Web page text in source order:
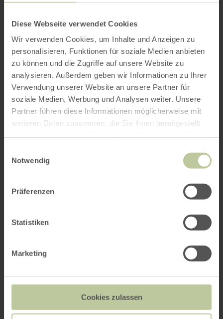
Diese Webseite verwendet Cookies
Wir verwenden Cookies, um Inhalte und Anzeigen zu
personalisieren, Funktionen für soziale Medien anbieten
zu können und die Zugriffe auf unsere Website zu
analysieren. Außerdem geben wir Informationen zu Ihrer
Verwendung unserer Website an unsere Partner für
soziale Medien, Werbung und Analysen weiter. Unsere
Partner führen diese Informationen möglicherweise mit
weiteren Daten zusammen, die Sie ihnen bereitgestellt
Notwendig
Präferenzen
Statistiken
Marketing
Cookies zulassen